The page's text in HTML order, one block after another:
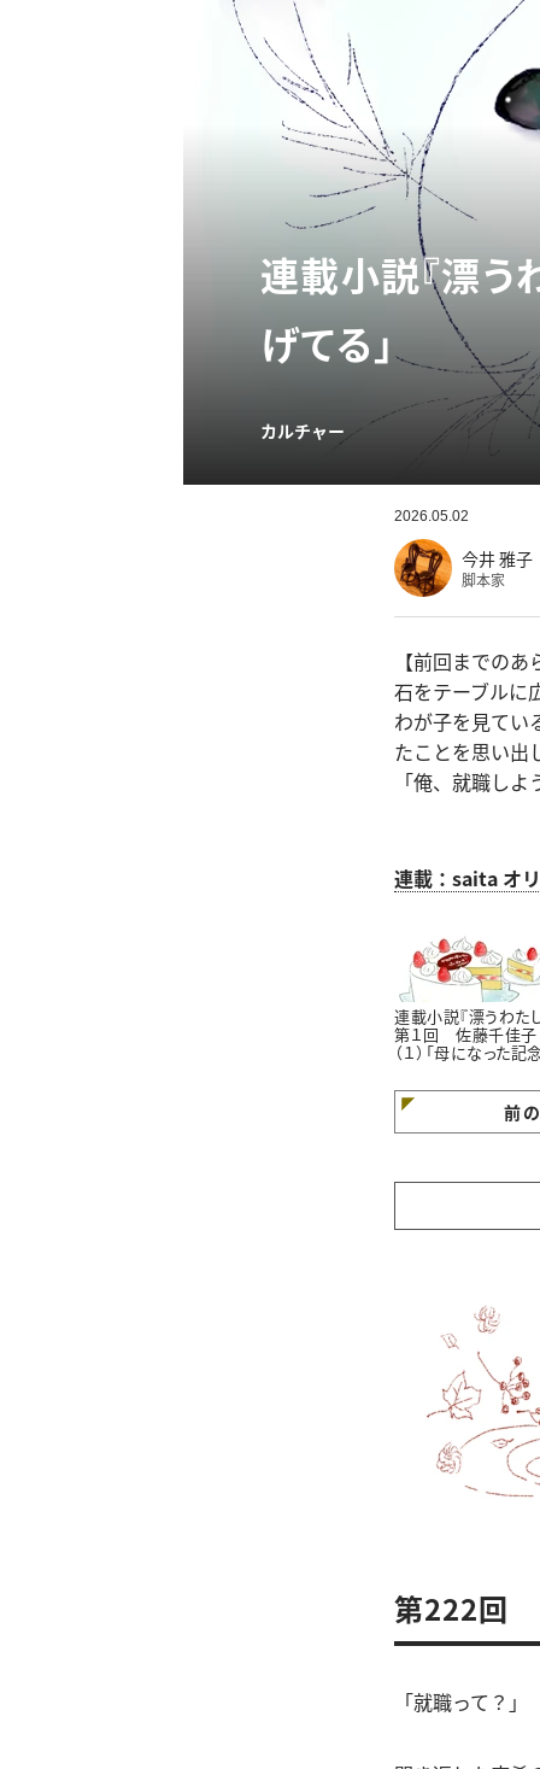
連載小説『漂
げてる」
カルチャー
2026.05.02
今井 雅子
脚本家
【前回までの
石をテーブルに
わが子を見てい
たことを思い出
「俺、就職しよ
連載：saita オ
連載小説『漂うわた
第１回 佐藤千佳子
（１）「母になった記
前
第222回
「就職って？」